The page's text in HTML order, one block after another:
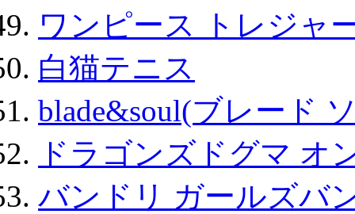
ワンピース トレジャ
白猫テニス
blade&soul(ブレード
ドラゴンズドグマ オ
バンドリ ガールズバ